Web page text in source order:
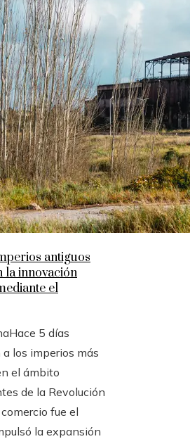
antiguos
la innovación
el
Hace 5 días
los imperios más
el ámbito
de la Revolución
fue el
la expansión